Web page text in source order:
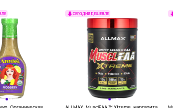
СЕГОДНЯ ДЕШЕВЛЕ